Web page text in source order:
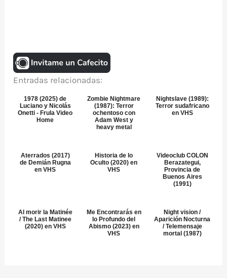
Entradas relacionadas:
1978 (2025) de
Luciano y Nicolás
Onetti - Frula Video
Home
Zombie Nightmare
(1987): Terror
ochentoso con
Adam West y
heavy metal
Nightslave (1989):
Terror sudafricano
en VHS
Aterrados (2017)
de Demián Rugna
en VHS
Historia de lo
Oculto (2020) en
VHS
Videoclub COLON
Berazategui,
Provincia de
Buenos Aires
(1991)
Al morir la Matinée
/ The Last Matinee
(2020) en VHS
Me Encontrarás en
lo Profundo del
Abismo (2023) en
VHS
Night vision /
Aparición Nocturna
/ Telemensaje
mortal (1987)